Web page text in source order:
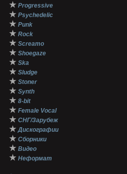
★ Progressive
★ Psychedelic
★ Punk
★ Rock
★ Screamo
★ Shoegaze
★ Ska
★ Sludge
★ Stoner
★ Synth
★ 8-bit
★ Female Vocal
★ СНГ/Зарубеж
★ Дискографии
★ Сборники
★ Видео
★ Неформат